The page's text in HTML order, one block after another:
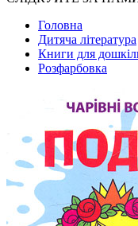
Головна
Дитяча література
Книги для
Розфарбовка